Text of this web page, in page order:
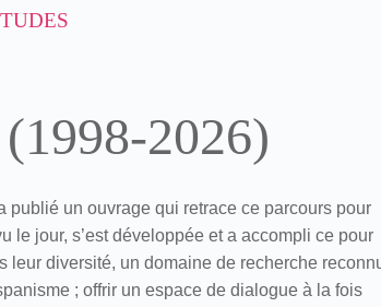
2026)
publié un ouvrage qui retrace ce parcours pour
le jour, s’est développée et a accompli ce pour
leur diversité, un domaine de recherche
; offrir un espace de dialogue à la fois